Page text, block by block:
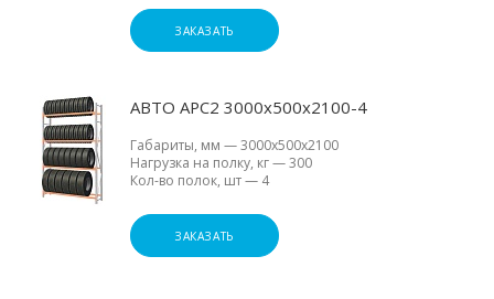
ЗАКАЗАТЬ
АВТО АРС2 3000х500х2100-4
Габариты, мм —3000х500х2100
Нагрузка на полку, кг—300
Кол-во полок, шт— 4
ЗАКАЗАТЬ